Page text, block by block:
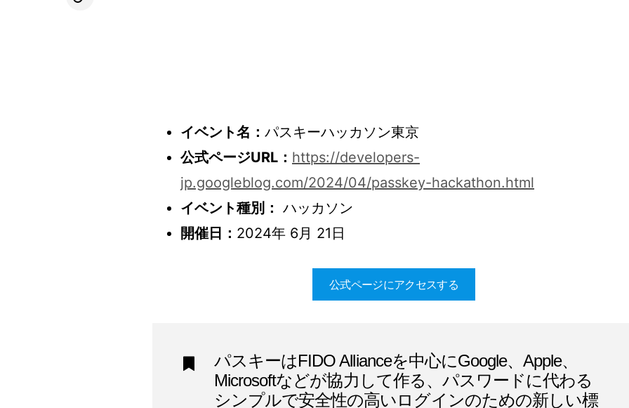
イベント名： パスキーハッカソン東京
公式ページURL： https://developers-
jp.googleblog.com/2024/04/passkey-hackathon.html
イベント種別： ハッカソン
開催日： 2024年 6月 21日
公式ページにアクセスする
パスキーはFIDO Allianceを中心にGoogle、Apple、
Microsoftなどが協力して作る、パスワードに代わる
シンプルで安全性の高いログインのための新しい標